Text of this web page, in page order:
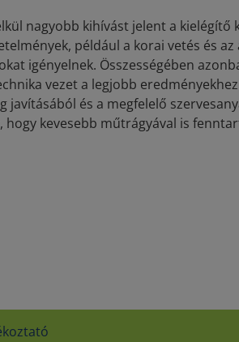
nagyobb kihívást jelent a
például a korai vetés és
igényelnek. Összességében
vezet a legjobb
javításából és a megfelelő
hogy kevesebb műtrágyával is